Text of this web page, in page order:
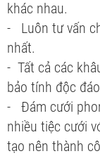
khác nhau.
- Luôn tư vấn
nhất.
- Tất cả các
bảo tính độc
- Đám cưới
nhiều tiệc cưới
tạo nên thành